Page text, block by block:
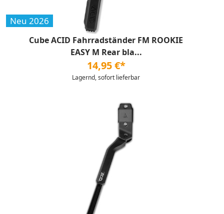
Neu 2026
Cube ACID Fahrradständer FM ROOKIE
EASY M Rear bla...
14,95 €*
Lagernd, sofort lieferbar